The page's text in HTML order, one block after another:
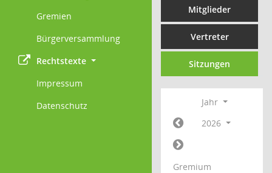
Gremien
Bürgerversammlung
Rechtstexte
Impressum
Datenschutz
Mitglieder
Vertreter
Sitzungen
Jahr
2026
Gremium